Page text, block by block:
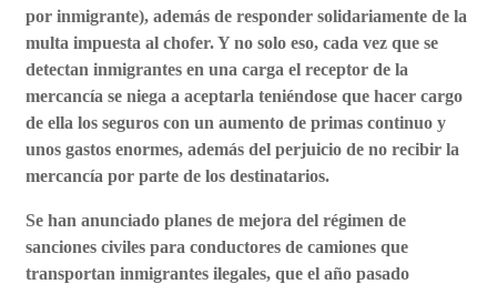
por inmigrante), además de responder solidariamente de la
multa impuesta al chofer. Y no solo eso, cada vez que se
detectan inmigrantes en una carga el receptor de la
mercancía se niega a aceptarla teniéndose que hacer cargo
de ella los seguros con un aumento de primas continuo y
unos gastos enormes, además del perjuicio de no recibir la
mercancía por parte de los destinatarios.
Se han anunciado planes de mejora del régimen de
sanciones civiles para conductores de camiones que
transportan inmigrantes ilegales, que el año pasado